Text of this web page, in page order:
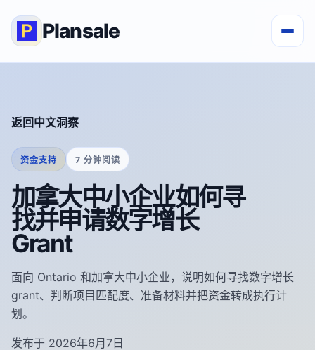
Plansale
返回中文洞察
资金支持 7 分钟阅读
加拿大中小企业如何寻
找并申请数字增长
Grant
面向 Ontario 和加拿大中小企业，说明如何寻找数字增长
grant、判断项目匹配度、准备材料并把资金转成执行计
划。
发布于 2026年6月7日